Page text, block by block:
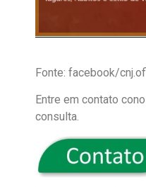
Fonte: facebook/
Entre em contato
consulta.